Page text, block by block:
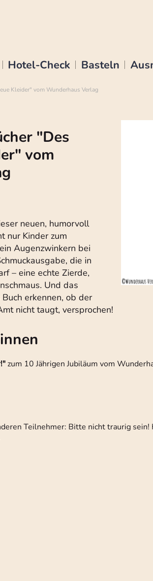
Hotel-Check Basteln
Kleider" vom Wunderhaus Verlag
"Des
vom
neuen, humorvoll
nur Kinder zum
Augenzwinkern bei
die in
– eine echte Zierde,
Und das
erkennen, ob der
nicht taugt, versprochen!
zum 10 Jährigen Jubiläum vom
Teilnehmer: Bitte nicht traurig